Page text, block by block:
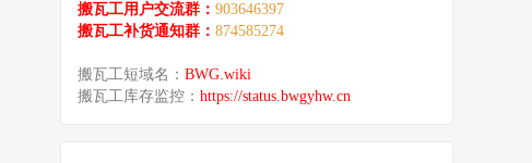
搬瓦工用户交流群： 903646397
搬瓦工补货通知群： 874585274
搬瓦工短域名： BWG.wiki
搬瓦工库存监控： https://status.bwgyhw.cn